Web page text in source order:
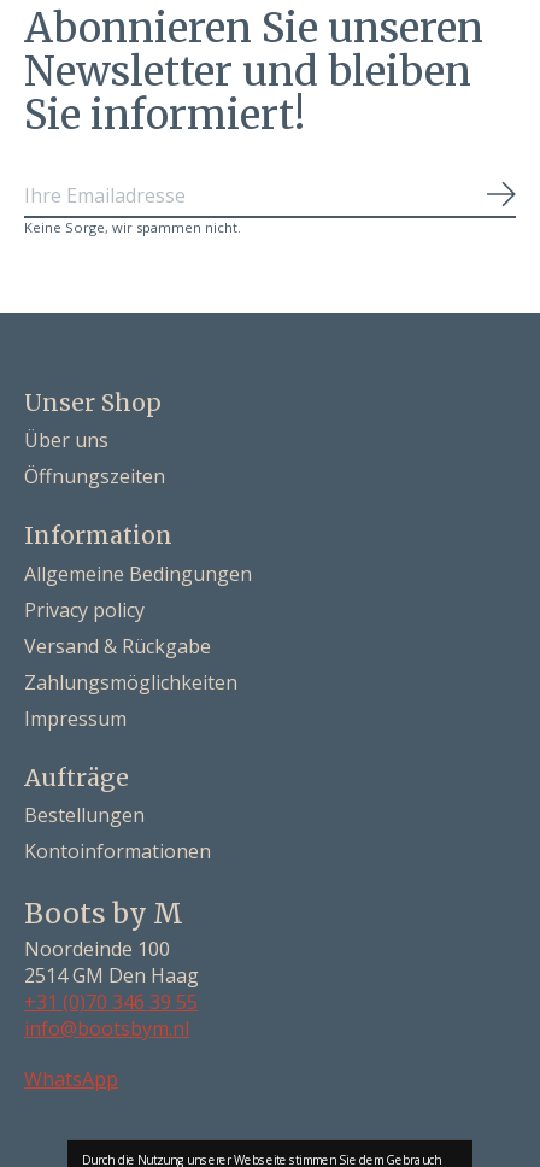
Abonnieren Sie unseren
Newsletter und bleiben
Sie informiert!
Keine Sorge, wir spammen nicht.
Unser Shop
Über uns
Öffnungszeiten
Information
Allgemeine Bedingungen
Privacy policy
Versand & Rückgabe
Zahlungsmöglichkeiten
Impressum
Aufträge
Bestellungen
Kontoinformationen
Boots by M
Noordeinde 100
2514 GM Den Haag
+31 (0)70 346 39 55
info@bootsbym.nl
WhatsApp
English
Durch die Nutzung unserer Webseite stimmen Sie dem Gebrauch